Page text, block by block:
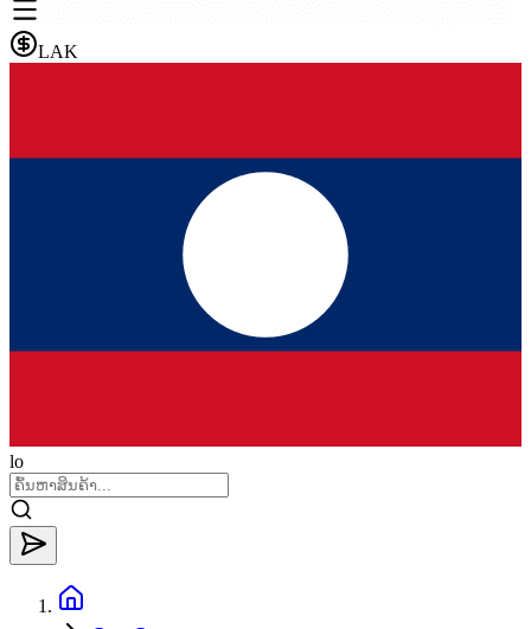
LAK
lo